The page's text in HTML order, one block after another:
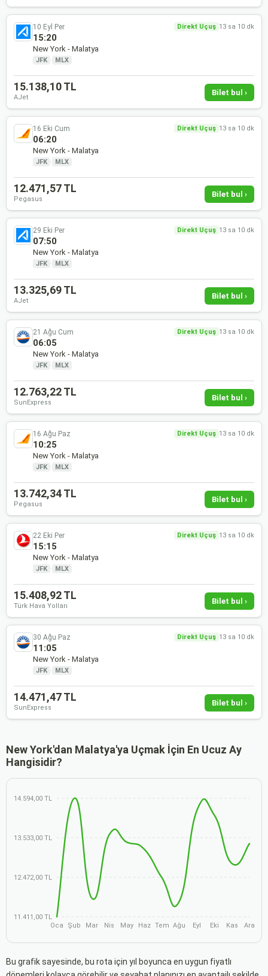
10 Eyl Per Direkt Uçuş 13 sa 10 dk
15:20
New York - Malatya
JFK · MLX
15.138,10 TL
AJet
Bilet bul ›
16 Eki Cum Direkt Uçuş 13 sa 10 dk
06:20
New York - Malatya
JFK · MLX
12.471,57 TL
Pegasus
Bilet bul ›
29 Eki Per Direkt Uçuş 13 sa 10 dk
07:50
New York - Malatya
JFK · MLX
13.325,69 TL
AJet
Bilet bul ›
21 Ağu Cum Direkt Uçuş 13 sa 10 dk
06:05
New York - Malatya
JFK · MLX
12.763,22 TL
SunExpress
Bilet bul ›
16 Ağu Paz Direkt Uçuş 13 sa 10 dk
10:25
New York - Malatya
JFK · MLX
13.742,34 TL
Pegasus
Bilet bul ›
22 Eki Per Direkt Uçuş 13 sa 10 dk
15:15
New York - Malatya
JFK · MLX
15.408,92 TL
Türk Hava Yolları
Bilet bul ›
30 Ağu Paz Direkt Uçuş 13 sa 10 dk
11:05
New York - Malatya
JFK · MLX
14.471,47 TL
SunExpress
Bilet bul ›
New York'dan Malatya'ya Uçmak İçin En Ucuz Ay
Hangisidir?
14.594,00 TL
13.533,00 TL
12.472,00 TL
11.411,00 TL
Oca
Şub Mar Nis May Haz Tem Ağu Eyl Eki Kas Ara
Bu grafik sayesinde, bu rota için yıl boyunca en uygun fiyatlı